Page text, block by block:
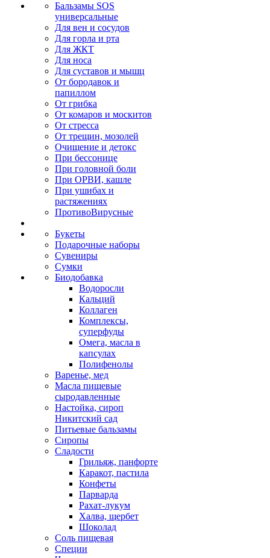
Бальзамы SOS
универсальные
Для вен и сосудов
Для горла и рта
Для ЖКТ
Для носа
Для суставов и мышц
От бородавок и
папиллом
От грибка
От комаров и москитов
От стресса
От трещин, мозолей
Очищение и детокс
При бессонице
При головной боли
При ОРВИ, кашле
При ушибах и
растяжениях
ПротивоВирусные
Букеты
Подарочные наборы
Сувениры
Сумки
Биодобавка
Водоросли
Кальций
Коллаген
Комплексы,
суперфуды
Омега, масла в
капсулах
Полифенолы
Варенье, мед
Масла пищевые
сыродавленные
Настойка, сироп
Никитский сад
Питьевые бальзамы
Сиропы
Сладости
Грильяж, панфорте
Каракот, пастила
Конфеты
Парварда
Рахат-лукум
Халва, щербет
Шоколад
Соль пищевая
Специи